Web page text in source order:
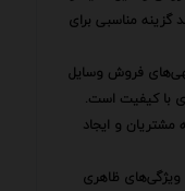
گزینه مناسبی برای
فروش وسایل
با کیفیت است.
و ایجاد
ظاهری